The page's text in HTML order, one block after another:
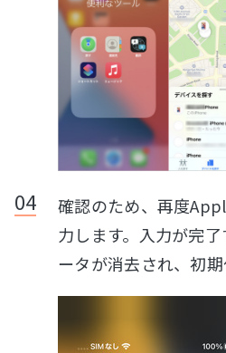
確認のため、再度
力します。入力が完
ータが消去され、初期